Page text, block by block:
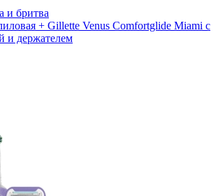
и бритва
+ Gillette Venus Comfortglide Miami с
и держателем